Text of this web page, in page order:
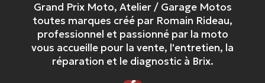
Grand Prix Moto, Atelier / Garage Motos
toutes marques créé par Romain Rideau,
professionnel et passionné par la moto
vous accueille pour la vente, l'entretien, la
réparation et le diagnostic à Brix.